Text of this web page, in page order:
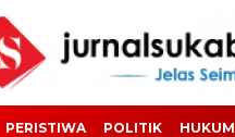
PERISTIWA POLITIK HUKUM